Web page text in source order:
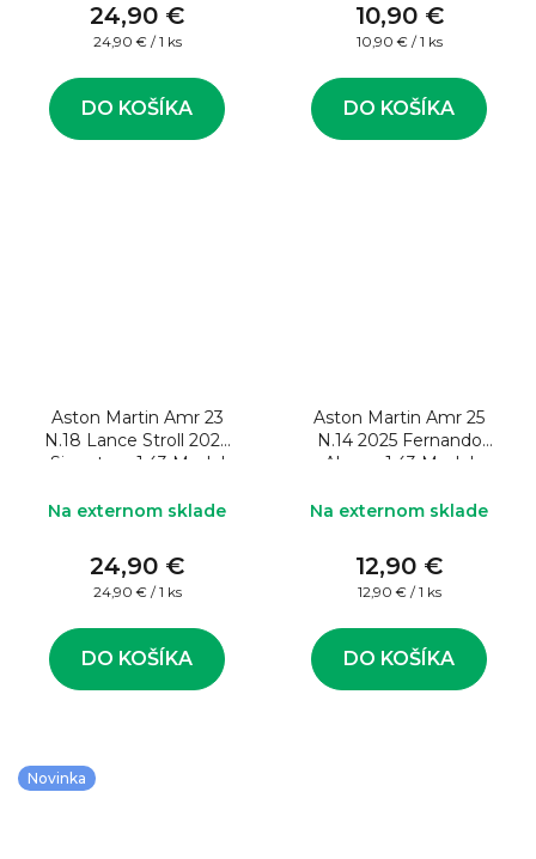
24,90 €
Jednotková
24,90 € / 1 ks
DO KOŠÍKA
10,90 €
Jednotková
10,90 € / 1 ks
DO KOŠÍKA
Aston Martin Amr 23
N.18 Lance Stroll 2023
Signature 1:43 Model
Na externom sklade
24,90 €
Jednotková
24,90 € / 1 ks
DO KOŠÍKA
Aston Martin Amr 25
N.14 2025 Fernando
Alonso 1:43 Model
Na externom sklade
12,90 €
Jednotková
12,90 € / 1 ks
DO KOŠÍKA
Novinka